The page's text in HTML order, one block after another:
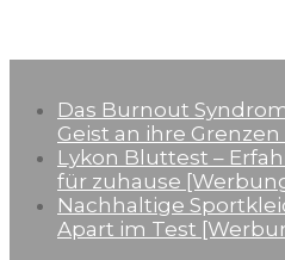
Das Burnout
Geist an ihre
Lykon Bluttest –
für zuhause
Nachhaltige
Apart im Test